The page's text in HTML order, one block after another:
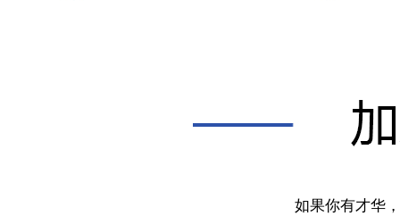
如果你有才华